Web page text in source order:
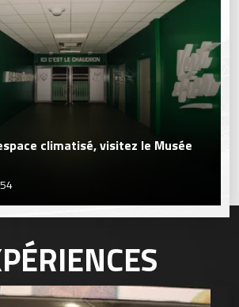
climatisé, visitez le Musée